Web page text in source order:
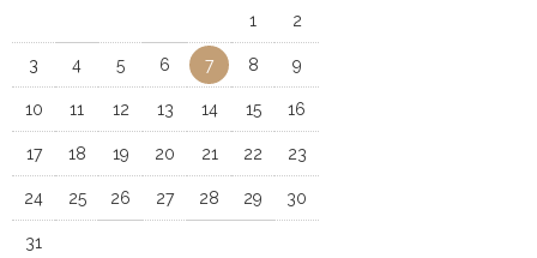
1 2
3 4 5 6 7 8 9
10 11 12 13 14 15 16
17 18 19 20 21 22 23
24 25 26 27 28 29 30
31